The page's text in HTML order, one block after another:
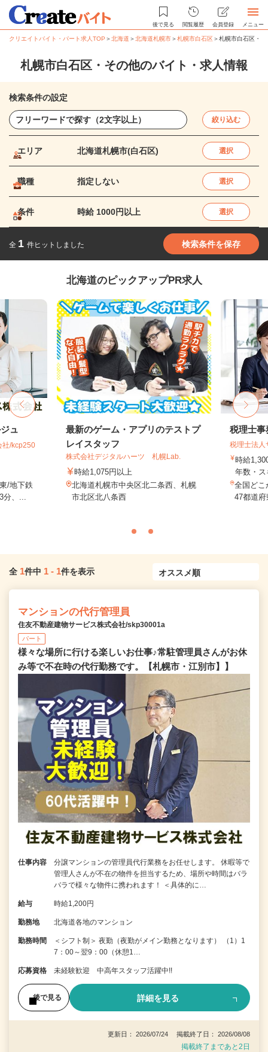
後で見る 閲覧履歴 会員登録 メニュー
クリエイトバイト・パート求人TOP ＞北海道 ＞北海道札幌市＞札幌市白石区＞札幌市白石区・
札幌市白石区・その他のバイト・求人情報
検索条件の設定
絞り込む
エリア 北海道札幌市(白石区) 選択
職種 指定しない 選択
条件 時給 1000円以上 選択
全 1 件ヒットしました 検索条件を保存
北海道のピックアップPR求人
ュ
社/kcp250
/地下鉄
、...
最新のゲーム・アプリのテストプ
レイスタッフ
株式会社デジタルハーツ 札幌Lab.
時給1,075円以上
北海道札幌市中央区北二条西、札幌
市北区北八条西
税理士事
税理士法人
時給
年数・
全国どこ
47都道
全 1件中 1 - 1件を表示
マンションの代行管理員
住友不動産建物サービス株式会社/skp30001a
パート
様々な場所に行ける楽しいお仕事♪常駐管理員さんがお休
み等で不在時の代行勤務です。【札幌市・江別市】】
仕事内容
分譲マンションの管理員代行業務をお任せします。 休暇等で
管理人さんが不在の物件を担当するため、場所や時間はバラ
バラで様々な物件に携われます！ ＜具体的に…
給与 時給1,200円
勤務地 北海道各地のマンション
勤務時間
＜シフト制＞ 夜勤（夜勤がメイン勤務となります） （1）1
7：00～翌9：00（休憩1…
応募資格 未経験歓迎 中高年スタッフ活躍中!!
後で見る 詳細を見る
更新日： 2026/07/24 掲載終了日： 2026/08/08
掲載終了まであと2日